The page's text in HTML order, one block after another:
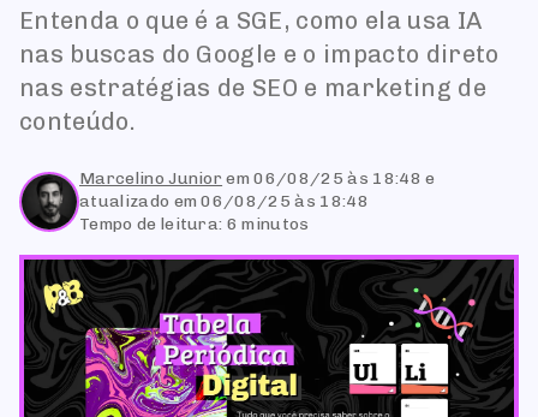
Entenda o que é a SGE, como ela usa IA
nas buscas do Google e o impacto direto
nas estratégias de SEO e marketing de
conteúdo.
Marcelino Junior em06/08/25 às 18:48e
atualizado em 06/08/25 às 18:48
Tempo de leitura: 6 minutos